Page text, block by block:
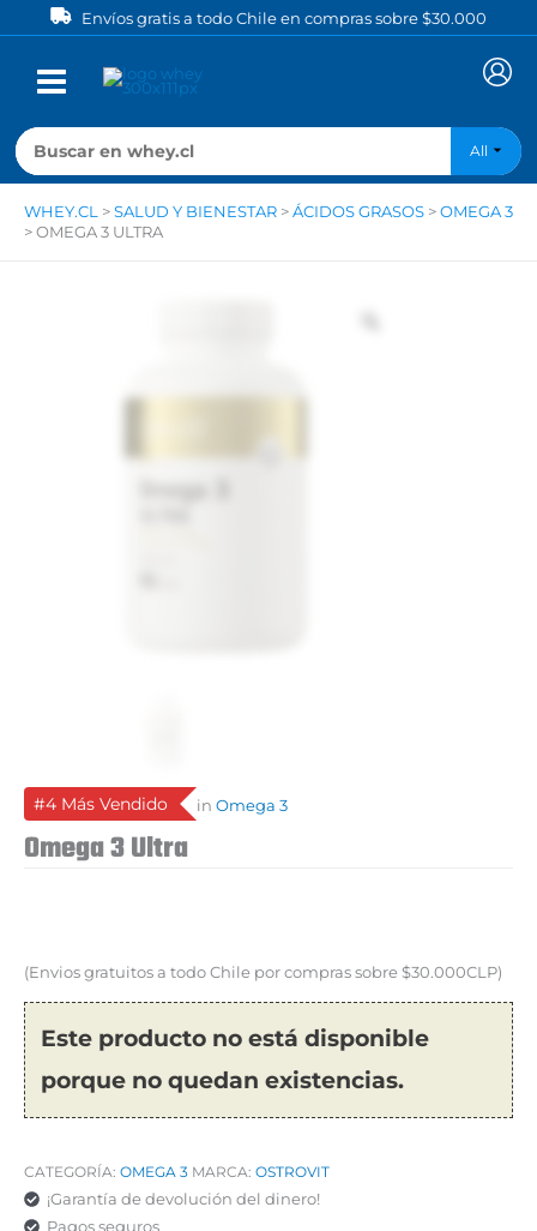
al
contenido
Envíos gratis a todo Chile en compras sobre $30.000
All
WHEY.CL > SALUD Y BIENESTAR > ÁCIDOS GRASOS > OMEGA 3
> OMEGA 3 ULTRA
#4 Más Vendido in Omega 3
Omega 3 Ultra
(Envios gratuitos a todo Chile por compras sobre $30.000CLP)
Este producto no está disponible
porque no quedan existencias.
CATEGORÍA: OMEGA 3 MARCA: OSTROVIT
¡Garantía de devolución del dinero!
Pagos seguros